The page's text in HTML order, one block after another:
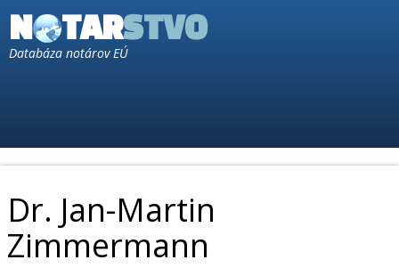
N TARSTVO
Databáza notárov EÚ
Dr. Jan-Martin
Zimmermann